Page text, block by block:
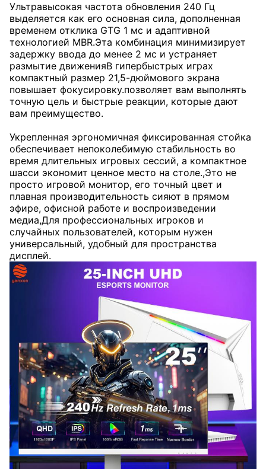
Ультравысокая частота обновления 240 Гц
выделяется как его основная сила, дополненная
временем отклика GTG 1 мс и адаптивной
технологией MBR.Эта комбинация минимизирует
задержку ввода до менее 2 мс и устраняет
размытие движенияВ гипербыстрых играх
компактный размер 21,5-дюймового экрана
повышает фокусировку.позволяет вам выполнять
точную цель и быстрые реакции, которые дают
вам преимущество.
Укрепленная эргономичная фиксированная стойка
обеспечивает непоколебимую стабильность во
время длительных игровых сессий, а компактное
шасси экономит ценное место на столе.,Это не
просто игровой монитор, его точный цвет и
плавная производительность сияют в прямом
эфире, офисной работе и воспроизведении
медиа,Для профессиональных игроков и
случайных пользователей, которым нужен
универсальный, удобный для пространства
дисплей.